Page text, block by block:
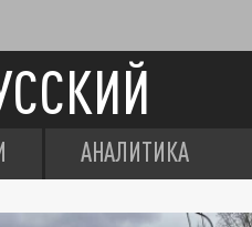
АНАЛИТИКА